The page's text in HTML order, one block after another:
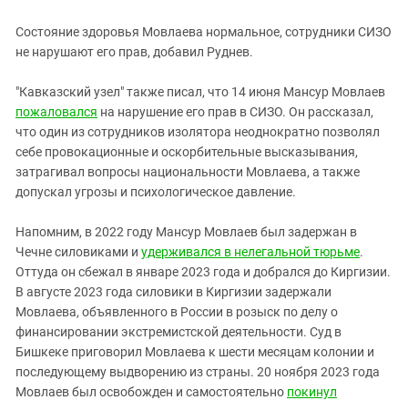
Состояние здоровья Мовлаева нормальное, сотрудники СИЗО
не нарушают его прав, добавил Руднев.
"Кавказский узел" также писал, что 14 июня Мансур Мовлаев
пожаловался на нарушение его прав в СИЗО. Он рассказал,
что один из сотрудников изолятора неоднократно позволял
себе провокационные и оскорбительные высказывания,
затрагивал вопросы национальности Мовлаева, а также
допускал угрозы и психологическое давление.
Напомним, в 2022 году Мансур Мовлаев был задержан в
Чечне силовиками и удерживался в нелегальной тюрьме.
Оттуда он сбежал в январе 2023 года и добрался до Киргизии.
В августе 2023 года силовики в Киргизии задержали
Мовлаева, объявленного в России в розыск по делу о
финансировании экстремистской деятельности. Суд в
Бишкеке приговорил Мовлаева к шести месяцам колонии и
последующему выдворению из страны. 20 ноября 2023 года
Мовлаев был освобожден и самостоятельно покинул